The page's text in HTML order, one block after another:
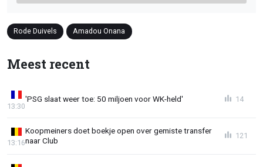
Rode Duivels Amadou Onana
Meest recent
'PSG slaat weer toe: 50 miljoen voor WK-held'
13:30
14
Koopmeiners doet boekje open over gemiste transfer
naar Club
13:16
121